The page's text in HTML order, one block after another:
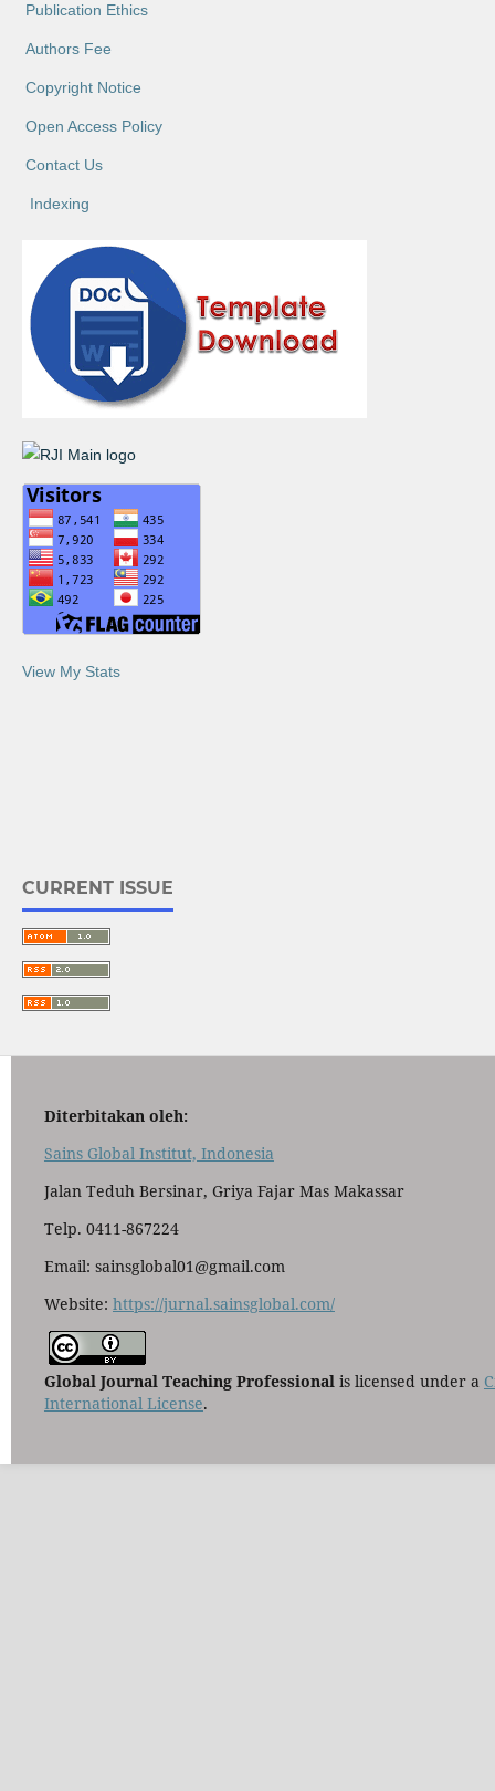
Publication Ethics
Authors Fee
Copyright Notice
Open Access Policy
Contact Us
Indexing
View My Stats
CURRENT ISSUE
Diterbitakan oleh:
Sains Global Institut, Indonesia
Jalan Teduh Bersinar, Griya Fajar Mas Makassar
Telp. 0411-867224
Email: sainsglobal01@gmail.com
Website: https://jurnal.sainsglobal.com/
Global Journal Teaching Professionalis licensed under a
International License.